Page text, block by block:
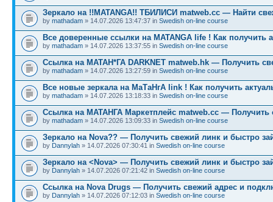
Зеркало на !!MATANGA!! ТБИЛИСИ matweb.cc — Найти
by mathadam » 14.07.2026 13:47:37 in Swedish on-line course
Все доверенные ссылки на MATANGA life ! Как получить
by mathadam » 14.07.2026 13:37:55 in Swedish on-line course
Ссылка на МАТАН*ГА DARKNET matweb.hk — Получить
by mathadam » 14.07.2026 13:27:59 in Swedish on-line course
Все новые зеркала на МаТаНгА link ! Как получить
by mathadam » 14.07.2026 13:18:33 in Swedish on-line course
Ссылка на МАТАНГА Маркетплейс matweb.cc — Получить
by mathadam » 14.07.2026 13:09:33 in Swedish on-line course
Зеркало на Nova?? — Получить свежий линк и быстро
by Dannylah » 14.07.2026 07:30:41 in Swedish on-line course
Зеркало на <Nova> — Получить свежий линк и быстро
by Dannylah » 14.07.2026 07:21:42 in Swedish on-line course
Ссылка на Nova Drugs — Получить свежий адрес и
by Dannylah » 14.07.2026 07:12:03 in Swedish on-line course